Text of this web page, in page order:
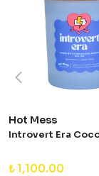
Hot Mess
₺ 1,100.00